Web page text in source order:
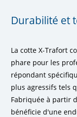
Durabilité et
La cotte X-Trafort
phare pour les
répondant
plus agressifs tels
Fabriquée à partir
bénéficie d'une